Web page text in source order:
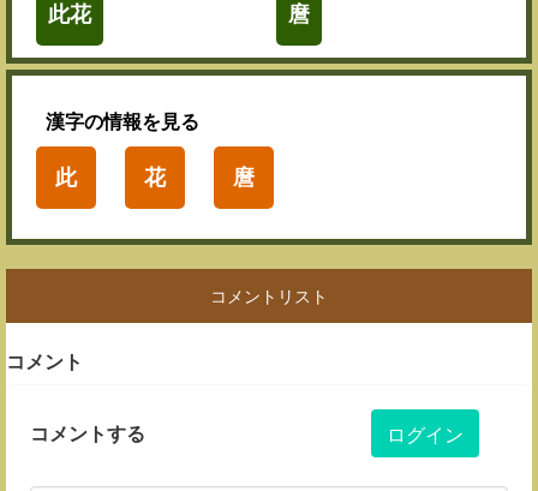
此花 麿
漢字の情報を見る
此 花 麿
コメントリスト
コメント
コメントする ログイン